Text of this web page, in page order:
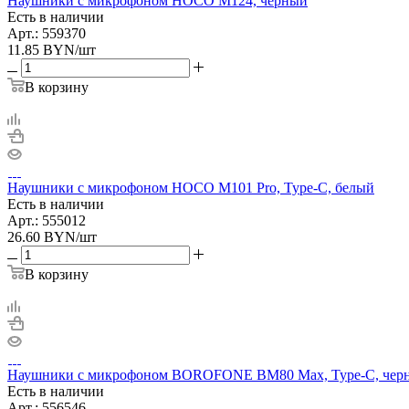
Есть в наличии
Арт.: 559370
11.85 BYN/шт
В корзину
Наушники с микрофоном HOCO M101 Pro, Type-C, белый
Есть в наличии
Арт.: 555012
26.60 BYN/шт
В корзину
Наушники с микрофоном BOROFONE BM80 Max, Type-C,
Есть в наличии